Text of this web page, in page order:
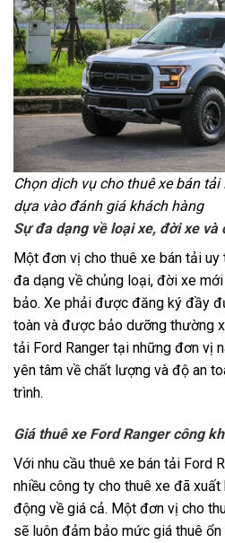
Chọn dịch vụ cho thuê xe bán
dựa vào đánh giá khách hàng
Sự đa dạng về loại xe, đời xe và
Một đơn vị cho thuê xe bán tải
đa dạng về chủng loại, đời xe
bảo. Xe phải được đăng ký đầy
toàn và được bảo dưỡng thường
tải Ford Ranger tại những đơn vị
yên tâm về chất lượng và độ an
trình.
Giá thuê xe Ford Ranger công
Với nhu cầu thuê xe bán tải Ford
nhiều công ty cho thuê xe đã
động về giá cả. Một đơn vị cho
sẽ luôn đảm bảo mức giá thuê